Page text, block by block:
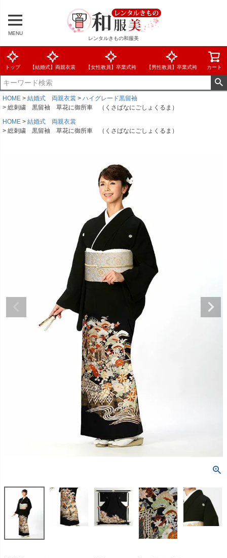
MENU
レンタルきもの和服美
トップ 【結婚式】両親衣裳 【女性教員】卒業式袴 【男性教員】卒業式袴 カート
HOME 結婚式 両親衣裳
ハイグレード黒留袖
総刺繍 黒留袖 草花に御所車 （くさばなにごしょくるま）
HOME
結婚式 両親衣裳
総刺繍 黒留袖 草花に御所車 （くさばなにごしょくるま）